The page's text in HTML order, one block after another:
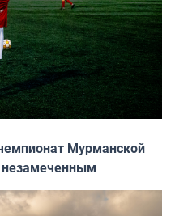
Мурманской
незамеченным